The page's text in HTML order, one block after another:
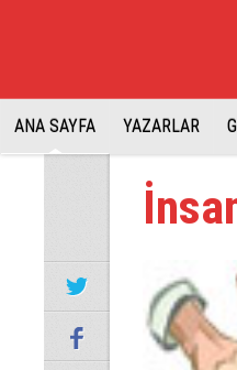
ANA SAYFA YAZARLAR